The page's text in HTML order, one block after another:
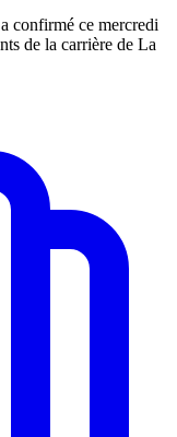
confirmé ce mercredi
de la carrière de La